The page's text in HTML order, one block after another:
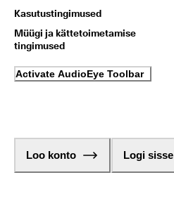
Kasutustingimused
Müügi ja kättetoimetamise
tingimused
Activate AudioEye Toolbar
Loo konto Logi sisse